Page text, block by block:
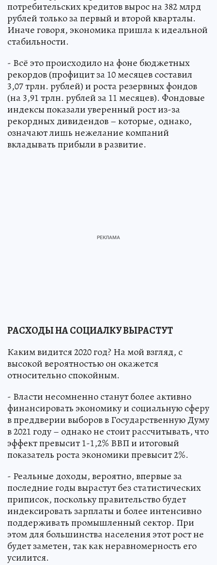
потребительских кредитов вырос на 382 млрд
рублей только за первый и второй кварталы.
Иначе говоря, экономика пришла к идеальной
стабильности.
- Всё это происходило на фоне бюджетных
рекордов (профицит за 10 месяцев составил
3,07 трлн. рублей) и роста резервных фондов
(на 3,91 трлн. рублей за 11 месяцев). Фондовые
индексы показали уверенный рост из-за
рекордных дивидендов – которые, однако,
означают лишь нежелание компаний
вкладывать прибыли в развитие.
РАСХОДЫ НА СОЦИАЛКУ ВЫРАСТУТ
Каким видится 2020 год? На мой взгляд, с
высокой вероятностью он окажется
относительно спокойным.
- Власти несомненно станут более активно
финансировать экономику и социальную сферу
в преддверии выборов в Государственную Думу
в 2021 году – однако не стоит рассчитывать, что
эффект превысит 1-1,2% ВВП и итоговый
показатель роста экономики превысит 2%.
- Реальные доходы, вероятно, впервые за
последние годы вырастут без статистических
приписок, поскольку правительство будет
индексировать зарплаты и более интенсивно
поддерживать промышленный сектор. При
этом для большинства населения этот рост не
будет заметен, так как неравномерность его
усилится.